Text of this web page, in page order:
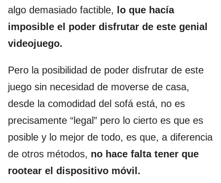
algo demasiado factible,
lo que hacía
imposible el poder disfrutar de este genial
videojuego.
Pero la posibilidad de poder disfrutar de este
juego sin necesidad de moverse de casa,
desde la comodidad del sofá está, no es
precisamente “legal” pero lo cierto es que es
posible y lo mejor de todo, es que, a diferencia
de otros métodos, no hace falta tener que
rootear el dispositivo móvil.